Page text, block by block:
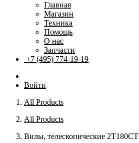
Главная
Магазин
Техника
Помощь
О нас
Запчасти
+7 (495) 774-19-19
Войти
All Products
All Products
Вилы, телескопические 2T180CT